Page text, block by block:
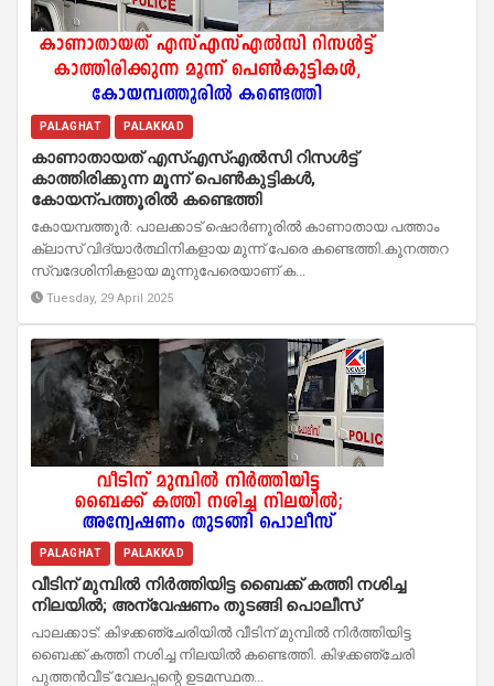
PALAGHAT PALAKKAD
കാണാതായത് എസ്എസ്എൽസി റിസൾട്ട്
കാത്തിരിക്കുന്ന മൂന്ന് പെൺകുട്ടികൾ,
കോയന്പത്തൂരിൽ കണ്ടെത്തി
കോയമ്പത്തൂര്‍: പാലക്കാട് ഷൊർണൂരിൽ കാണാതായ പത്താം
ക്ലാസ് വിദ്യാർത്ഥിനികളായ മൂന്ന് പേരെ കണ്ടെത്തി.കൂനത്തറ
സ്വദേശിനികളായ മൂന്നുപേരെയാണ് ക...
Tuesday, 29 April 2025
PALAGHAT PALAKKAD
വീടിന് മുമ്പിൽ നിർത്തിയിട്ട ബൈക്ക് കത്തി നശിച്ച
നിലയിൽ; അന്വേഷണം തുടങ്ങി പൊലീസ്
പാലക്കാട്: കിഴക്കഞ്ചേരിയിൽ വീടിന് മുമ്പിൽ നിർത്തിയിട്ട
ബൈക്ക് കത്തി നശിച്ച നിലയിൽ കണ്ടെത്തി. കിഴക്കഞ്ചേരി
പുത്തൻവീട് വേലപ്പന്റെ ഉടമസ്ഥത...